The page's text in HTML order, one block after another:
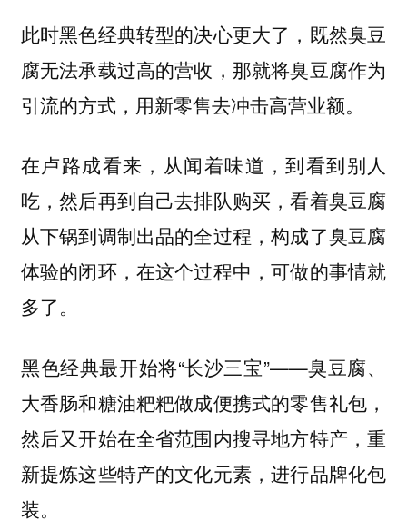
此时黑色经典转型的决心更大了， 既然臭豆
腐无法承载过高的营收，那就将臭豆腐作为
引流的方式，用新零售去冲击高营业额。
在卢路成看来，从闻着味道，到看到别人
吃，然后再到自己去排队购买，看着臭豆腐
从下锅到调制出品的全过程，构成了臭豆腐
体验的闭环，在这个过程中，可做的事情就
多了。
黑色经典最开始将“长沙三宝”——臭豆腐、
大香肠和糖油粑粑做成便携式的零售礼包，
然后又开始在全省范围内搜寻地方特产，重
新提炼这些特产的文化元素，进行品牌化包
装。